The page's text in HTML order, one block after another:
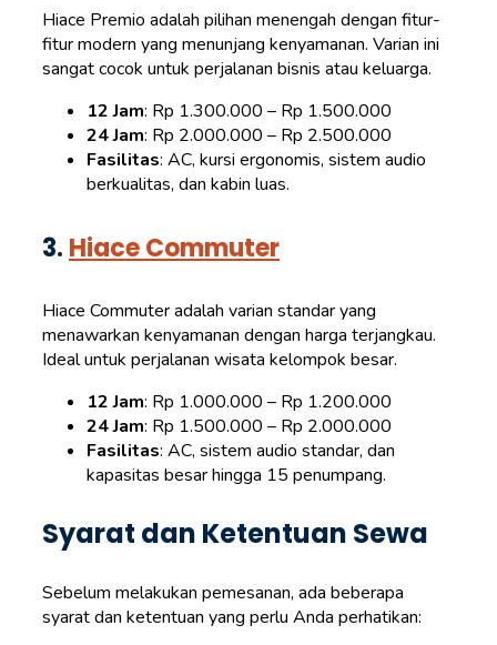
Hiace Premio adalah pilihan menengah dengan fitur-
fitur modern yang menunjang kenyamanan. Varian ini
sangat cocok untuk perjalanan bisnis atau keluarga.
12 Jam: Rp 1.300.000 – Rp 1.500.000
24 Jam: Rp 2.000.000 – Rp 2.500.000
Fasilitas: AC, kursi ergonomis, sistem audio
berkualitas, dan kabin luas.
3. Hiace Commuter
Hiace Commuter adalah varian standar yang
menawarkan kenyamanan dengan harga terjangkau.
Ideal untuk perjalanan wisata kelompok besar.
12 Jam: Rp 1.000.000 – Rp 1.200.000
24 Jam: Rp 1.500.000 – Rp 2.000.000
Fasilitas: AC, sistem audio standar, dan
kapasitas besar hingga 15 penumpang.
Syarat dan Ketentuan Sewa
Sebelum melakukan pemesanan, ada beberapa
syarat dan ketentuan yang perlu Anda perhatikan: